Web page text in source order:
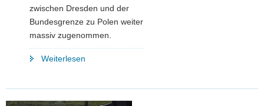
zwischen Dresden und der
Bundesgrenze zu Polen weiter
massiv zugenommen.
Weiterlesen